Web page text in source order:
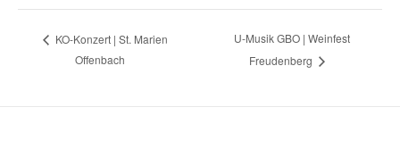
KO-Konzert | St. Marien
Offenbach
U-Musik GBO | Weinfest
Freudenberg